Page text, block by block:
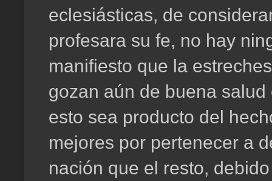
eclesiásticas, de
profesara su fe, no hay
manifiesto que la
gozan aún de buena
esto sea producto del
mejores por pertenecer a
nación que el resto,